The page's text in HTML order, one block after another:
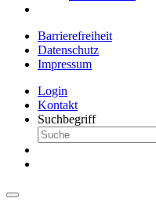
Barrierefreiheit
Datenschutz
Impressum
Login
Kontakt
Suchbegriff